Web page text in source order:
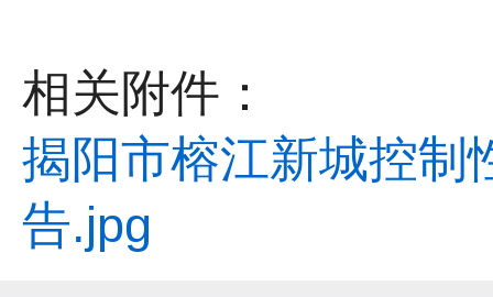
相关附件：
揭阳市榕江新城控制
告.jpg